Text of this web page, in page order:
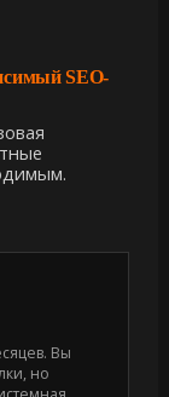
SEO-
Вы
но